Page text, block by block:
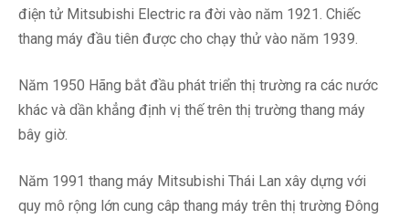
điện tử Mitsubishi Electric ra đời vào năm 1921. Chiếc
thang máy đầu tiên được cho chạy thử vào năm 1939.
Năm 1950 Hãng bắt đầu phát triển thị trường ra các nước
khác và dần khẳng định vị thế trên thị trường thang máy
bây giờ.
Năm 1991 thang máy Mitsubishi Thái Lan xây dựng với
quy mô rộng lớn cung câp thang máy trên thị trường Đông